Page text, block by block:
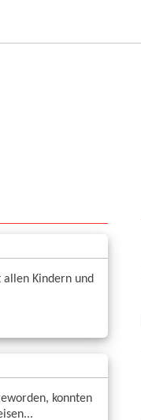
allen Kindern und
konnten